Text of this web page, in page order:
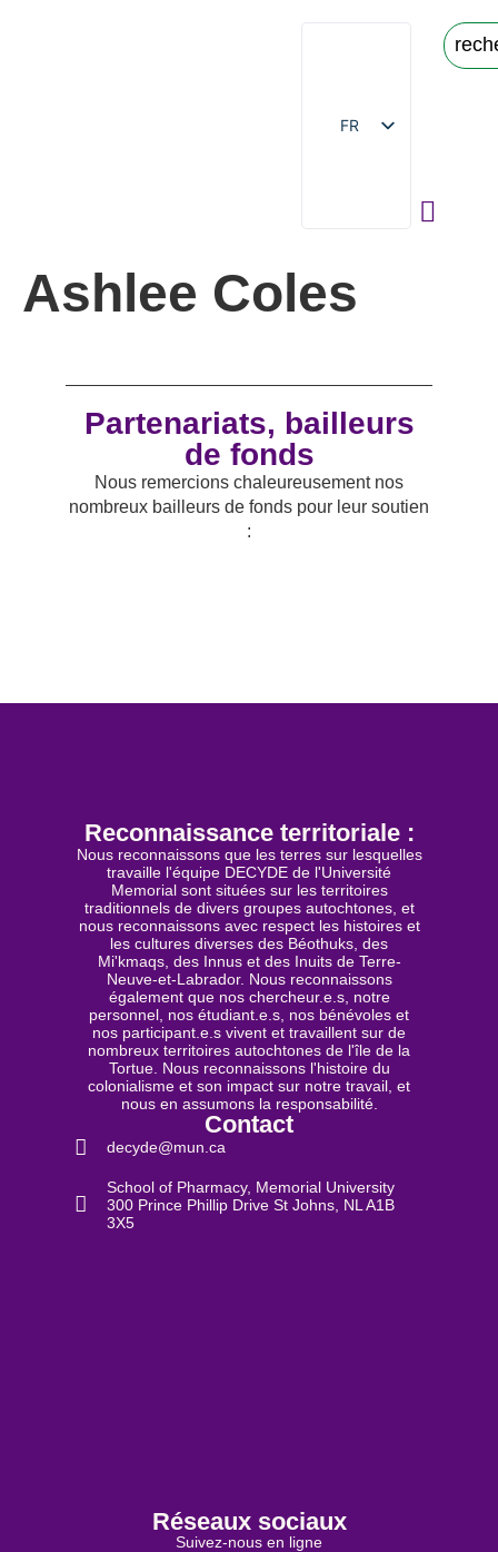
FR
EN
Ashlee Coles
Partenariats, bailleurs
de fonds
Nous remercions chaleureusement nos
nombreux bailleurs de fonds pour leur soutien
:
Reconnaissance territoriale :
Nous reconnaissons que les terres sur lesquelles
travaille l'équipe DECYDE de l'Université
Memorial sont situées sur les territoires
traditionnels de divers groupes autochtones, et
nous reconnaissons avec respect les histoires et
les cultures diverses des Béothuks, des
Mi'kmaqs, des Innus et des Inuits de Terre-
Neuve-et-Labrador. Nous reconnaissons
également que nos chercheur.e.s, notre
personnel, nos étudiant.e.s, nos bénévoles et
nos participant.e.s vivent et travaillent sur de
nombreux territoires autochtones de l'île de la
Tortue. Nous reconnaissons l'histoire du
colonialisme et son impact sur notre travail, et
nous en assumons la responsabilité.
Contact
decyde@mun.ca
School of Pharmacy, Memorial University
300 Prince Phillip Drive St Johns, NL A1B
3X5
Réseaux sociaux
Suivez-nous en ligne